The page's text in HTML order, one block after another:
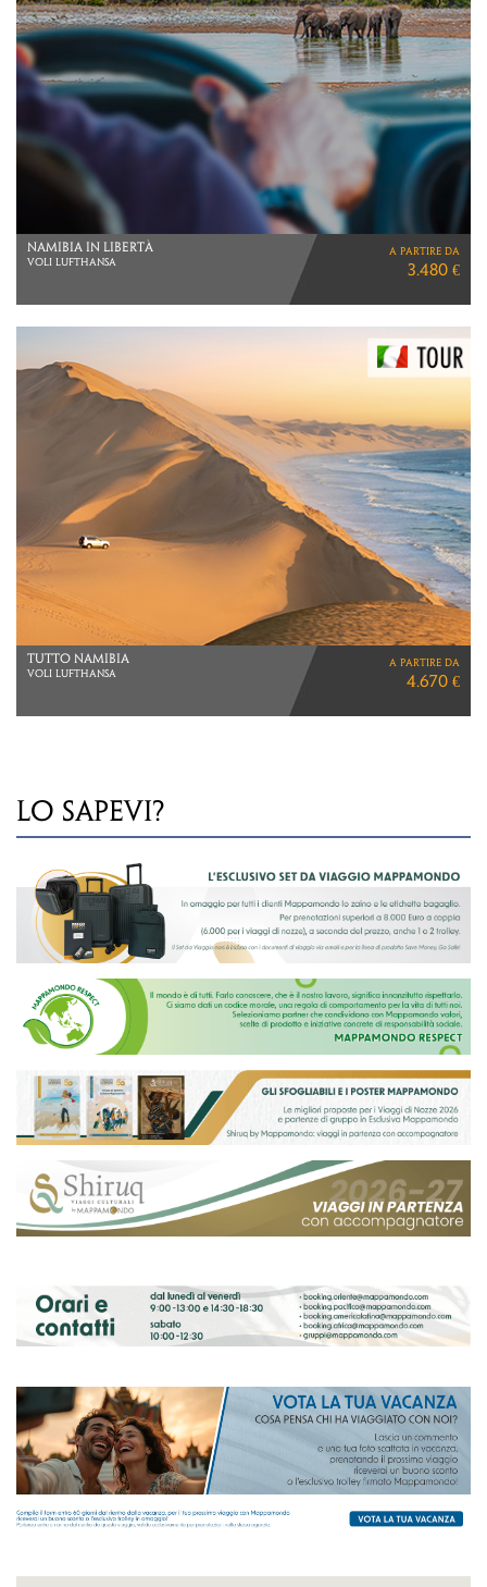
COREA DEL SUD
VIAGGIO DI 12 GIORNI
a partire da
2.690 €
TANZANIA
SAFARI, MASAI E ZANZIBAR
a partire da
4.490 €
LO SAPEVI?